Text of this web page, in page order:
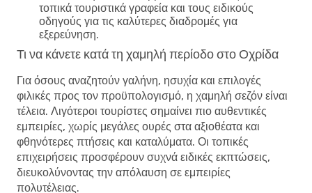
τοπικά τουριστικά γραφεία και τους ειδικούς
οδηγούς για τις καλύτερες διαδρομές για
εξερεύνηση.
Τι να κάνετε κατά τη χαμηλή περίοδο στο Οχρίδα
Για όσους αναζητούν γαλήνη, ησυχία και επιλογές
φιλικές προς τον προϋπολογισμό, η χαμηλή σεζόν είναι
τέλεια. Λιγότεροι τουρίστες σημαίνει πιο αυθεντικές
εμπειρίες, χωρίς μεγάλες ουρές στα αξιοθέατα και
φθηνότερες πτήσεις και καταλύματα. Οι τοπικές
επιχειρήσεις προσφέρουν συχνά ειδικές εκπτώσεις,
διευκολύνοντας την απόλαυση σε εμπειρίες
πολυτέλειας.